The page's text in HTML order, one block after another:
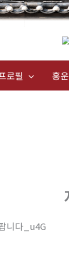
로필 홍
니다_u4G